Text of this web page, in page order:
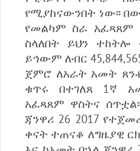
የሚያከናውንበት ነው፡፡
የመልካም ስራ አፈጻጸም
ስላለበት ይህን
ይኅውም ለብር
ጀምሮ ለአራት አመት
ቁጥሩ በተገለጸ 1ኛ
አፈጻጸም ዋስትና
ጃንዋሪ 26 2017
ቀናት ተጠናቆ ለግዜያዊ